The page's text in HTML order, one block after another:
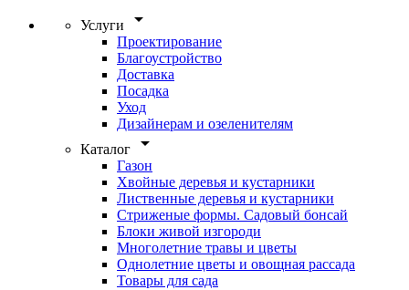
Услуги arrow_drop_down
Проектирование
Благоустройство
Доставка
Посадка
Уход
Дизайнерам и озеленителям
Каталог
arrow_drop_down
Газон
Хвойные деревья и кустарники
Лиственные деревья и кустарники
Стриженые формы. Садовый бонсай
Блоки живой изгороди
Многолетние травы и цветы
Однолетние цветы и овощная рассада
Товары для сада